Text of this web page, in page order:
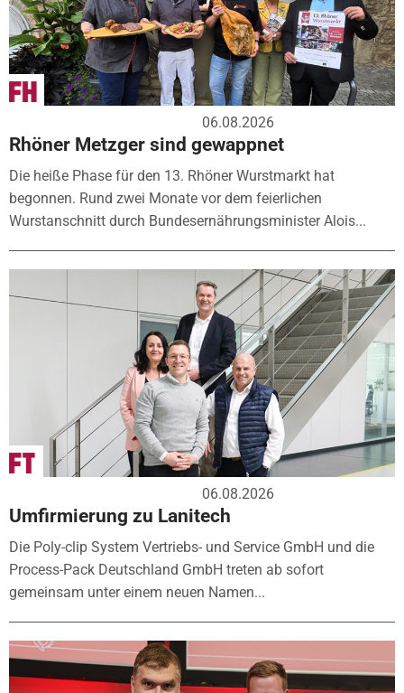
06.08.2026
Rhöner Metzger sind gewappnet
Die heiße Phase für den 13. Rhöner Wurstmarkt hat
begonnen. Rund zwei Monate vor dem feierlichen
Wurstanschnitt durch Bundesernährungsminister Alois...
06.08.2026
Umfirmierung zu Lanitech
Die Poly-clip System Vertriebs- und Service GmbH und die
Process-Pack Deutschland GmbH treten ab sofort
gemeinsam unter einem neuen Namen...